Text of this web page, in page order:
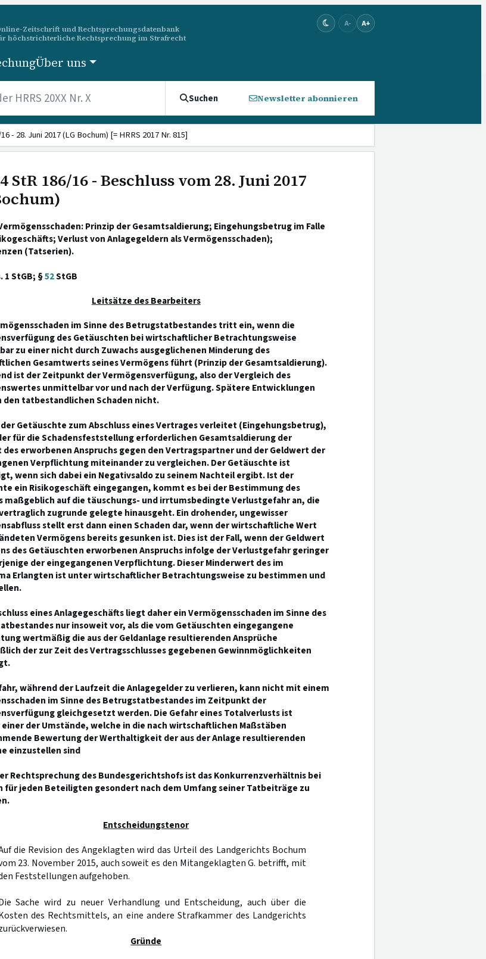
Zeitschrift und Rechtsprechungsdatenbank
höchstrichterliche Rechtsprechung im Strafrecht
A- A+
Über uns
Suchen Newsletter abonnieren
- 28. Juni 2017 (LG Bochum) [= HRRS 2017 Nr. 815]
StR 186/16 - Beschluss vom 28. Juni 2017
Prinzip der Gesamtsaldierung; Eingehungsbetrug im Falle
Verlust von Anlagegeldern als Vermögensschaden);
(Tatserien).
1 StGB; §52StGB
Leitsätze des Bearbeiters
im Sinne des Betrugstatbestandes tritt ein, wenn die
des Getäuschten bei wirtschaftlicher Betrachtungsweise
zu einer nicht durch Zuwachs ausgeglichenen Minderung des
Gesamtwerts seines Vermögens führt (Prinzip der Gesamtsaldierung).
ist der Zeitpunkt der Vermögensverfügung, also der Vergleich des
unmittelbar vor und nach der Verfügung. Spätere Entwicklungen
den tatbestandlichen Schaden nicht.
der Getäuschte zum Abschluss eines Vertrages verleitet (Eingehungsbetrug),
für die Schadensfeststellung erforderlichen Gesamtsaldierung der
des erworbenen Anspruchs gegen den Vertragspartner und der Geldwert der
Verpflichtung miteinander zu vergleichen. Der Getäuschte ist
wenn sich dabei ein Negativsaldo zu seinem Nachteil ergibt. Ist der
ein Risikogeschäft eingegangen, kommt es bei der Bestimmung des
maßgeblich auf die täuschungs- und irrtumsbedingte Verlustgefahr an, die
zugrunde gelegte hinausgeht. Ein drohender, ungewisser
stellt erst dann einen Schaden dar, wenn der wirtschaftliche Wert
Vermögens bereits gesunken ist. Dies ist der Fall, wenn der Geldwert
des Getäuschten erworbenen Anspruchs infolge der Verlustgefahr geringer
der eingegangenen Verpflichtung. Dieser Minderwert des im
Erlangten ist unter wirtschaftlicher Betrachtungsweise zu bestimmen und
eines Anlagegeschäfts liegt daher ein Vermögensschaden im Sinne des
nur insoweit vor, als die vom Getäuschten eingegangene
wertmäßig die aus der Geldanlage resultierenden Ansprüche
der zur Zeit des Vertragsschlusses gegebenen Gewinnmöglichkeiten
während der Laufzeit die Anlagegelder zu verlieren, kann nicht mit einem
im Sinne des Betrugstatbestandes im Zeitpunkt der
gleichgesetzt werden. Die Gefahr eines Totalverlusts ist
der Umstände, welche in die nach wirtschaftlichen Maßstäben
Bewertung der Werthaltigkeit der aus der Anlage resultierenden
einzustellen sind
Rechtsprechung des Bundesgerichtshofs ist das Konkurrenzverhältnis bei
für jeden Beteiligten gesondert nach dem Umfang seiner Tatbeiträge zu
Entscheidungstenor
die Revision des Angeklagten wird das Urteil des Landgerichts Bochum
23. November 2015, auch soweit es den Mitangeklagten G. betrifft, mit
Feststellungen aufgehoben.
Sache wird zu neuer Verhandlung und Entscheidung, auch über die
des Rechtsmittels, an eine andere Strafkammer des Landgerichts
Gründe